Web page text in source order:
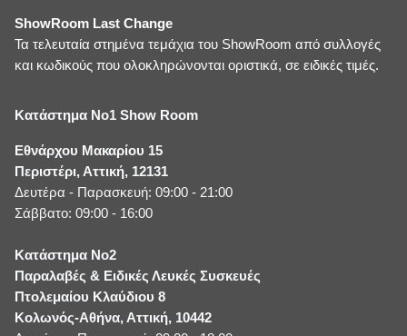
ShowRoom Last Change
Τα τελευταία στημένα τεμάχια του ShowRoom από συλλογές
και κωδικούς που ολοκληρώνονται οριστικά, σε ειδικές τιμές.
Κατάστημα No1 Show Room
Εθνάρχου Μακαρίου 15
Περιστέρι, Αττική, 12131
Δευτέρα - Παρασκευή: 09:00 - 21:00
Σάββατο: 09:00 - 16:00
Κατάστημα No2
Παραλαβές & Ειδικές Λευκές Συσκευές
Πτολεμαίου Κλαύδιου 8
Κολωνός-Αθήνα, Αττική, 10442